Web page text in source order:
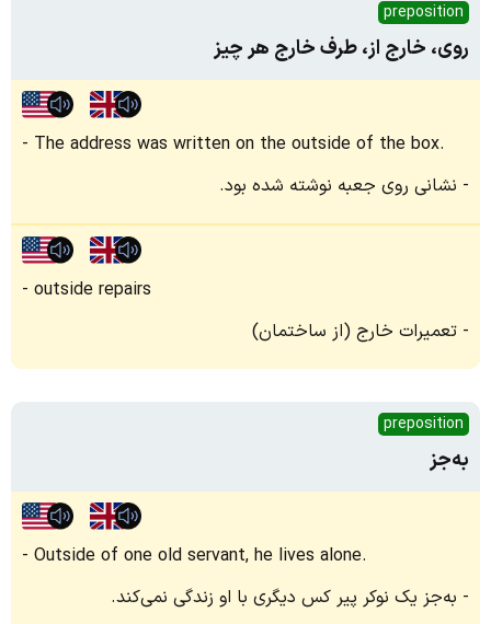
preposition
روی، خارج از، طرف خارج هر چیز
The address was written on the outside of the box.
نشانی روی جعبه نوشته شده بود.
outside repairs
تعمیرات خارج (از ساختمان)
preposition
به‌جز
Outside of one old servant, he lives alone.
به‌جز یک نوکر پیر کس دیگری با او زندگی نمی‌کند.